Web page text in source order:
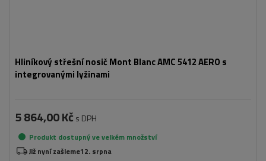
Hliníkový střešní nosič Mont Blanc AMC 5412 AERO s
integrovanými lyžinami
5 864,00 Kč s DPH
Produkt dostupný ve velkém množství
Již nyní zašleme12. srpna